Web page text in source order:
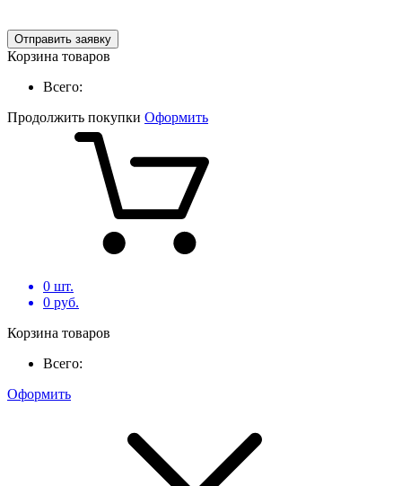
Отправить заявку
Корзина товаров
Всего:
Продолжить покупки Оформить
0 шт.
0 руб.
Корзина товаров
Всего:
Оформить